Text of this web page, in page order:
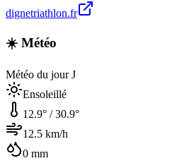
dignetriathlon.fr
☀️ Météo
Météo du jour J
Ensoleillé
12.9° /30.9°
12.5 km/h
0 mm